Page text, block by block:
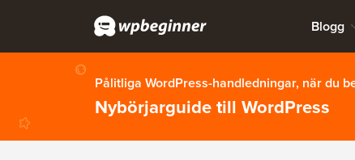
Blogg
Pålitliga WordPress-handledningar, när du
Nybörjarguide till WordPress